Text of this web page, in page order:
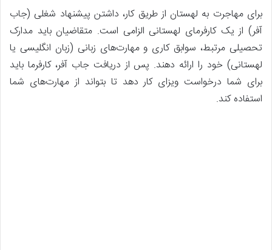
برای مهاجرت به لهستان از طریق کار، داشتن پیشنهاد شغلی (جاب
آفر) از یک کارفرمای لهستانی الزامی است. متقاضیان باید مدارک
تحصیلی مرتبط، سوابق کاری و مهارت‌های زبانی (زبان انگلیسی یا
لهستانی) خود را ارائه دهند. پس از دریافت جاب آفر، کارفرما باید
برای شما درخواست ویزای کار دهد تا بتواند از مهارت‌های شما
استفاده کند.